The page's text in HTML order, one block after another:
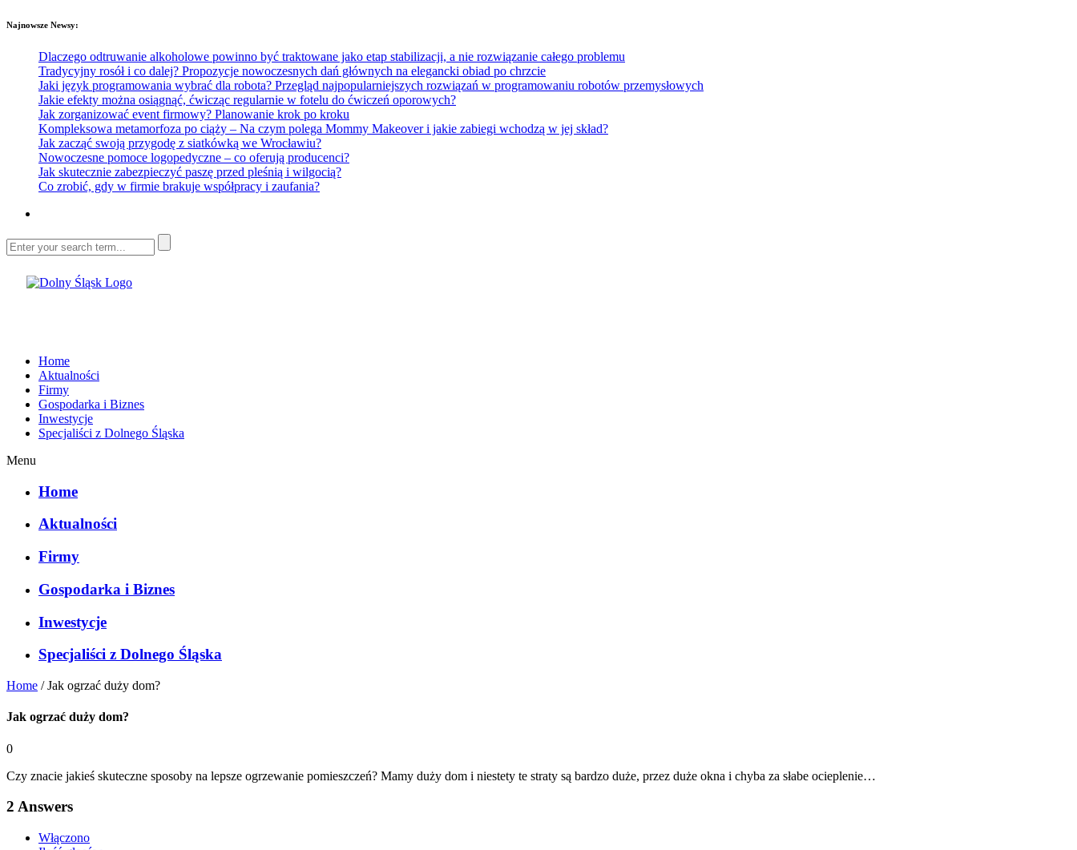
Najnowsze Newsy:
Dlaczego odtruwanie alkoholowe powinno być traktowane jako etap stabilizacji, a nie rozwiązanie całego problemu
Tradycyjny rosół i co dalej? Propozycje nowoczesnych dań głównych na elegancki obiad po chrzcie
Jaki język programowania wybrać dla robota? Przegląd najpopularniejszych rozwiązań w programowaniu robotów przemysłowych
Jakie efekty można osiągnąć, ćwicząc regularnie w fotelu do ćwiczeń oporowych?
Jak zorganizować event firmowy? Planowanie krok po kroku
Kompleksowa metamorfoza po ciąży – Na czym polega Mommy Makeover i jakie zabiegi wchodzą w jej skład?
Jak zacząć swoją przygodę z siatkówką we Wrocławiu?
Nowoczesne pomoce logopedyczne – co oferują producenci?
Jak skutecznie zabezpieczyć paszę przed pleśnią i wilgocią?
Co zrobić, gdy w firmie brakuje współpracy i zaufania?
Home
Aktualności
Firmy
Gospodarka i Biznes
Inwestycje
Specjaliści z Dolnego Śląska
Menu
Home
Aktualności
Firmy
Gospodarka i Biznes
Inwestycje
Specjaliści z Dolnego Śląska
Home /Jak ogrzać duży dom?
Jak ogrzać duży dom?
0
Czy znacie jakieś skuteczne sposoby na lepsze ogrzewanie pomieszczeń? Mamy duży dom i niestety te straty są bardzo duże, przez duże okna i chyba za słabe ocieplenie…
2 Answers
Włączono